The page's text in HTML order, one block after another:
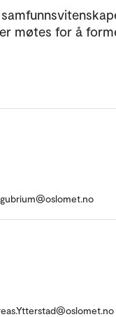
møtes for å